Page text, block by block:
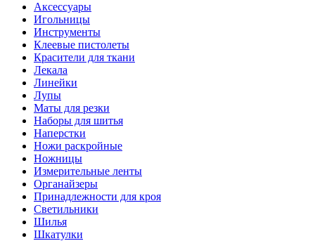
Аксессуары
Игольницы
Инструменты
Клеевые пистолеты
Красители для ткани
Лекала
Линейки
Лупы
Маты для резки
Наборы для шитья
Наперстки
Ножи раскройные
Ножницы
Измерительные ленты
Органайзеры
Принадлежности для кроя
Светильники
Шилья
Шкатулки